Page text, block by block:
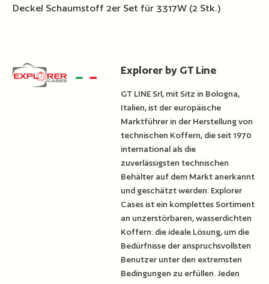
Deckel Schaumstoff 2er Set für 3317W (2 Stk.)
Explorer by GT Line
GT LINE Srl, mit Sitz in Bologna,
Italien, ist der europäische
Marktführer in der Herstellung von
technischen Koffern, die seit 1970
international als die
zuverlässigsten technischen
Behälter auf dem Markt anerkannt
und geschätzt werden. Explorer
Cases ist ein komplettes Sortiment
an unzerstörbaren, wasserdichten
Koffern: die ideale Lösung, um die
Bedürfnisse der anspruchsvollsten
Benutzer unter den extremsten
Bedingungen zu erfüllen. Jeden